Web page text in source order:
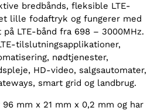
bredbånds, fleksible LTE-
lille fodaftryk og fungerer med
LTE-bånd fra 698 – 3000MHz.
tilslutningsapplikationer,
nødtjenester,
HD-video, salgsautomater,
smart grid og landbrug.
mm x 21 mm x 0,2 mm og har